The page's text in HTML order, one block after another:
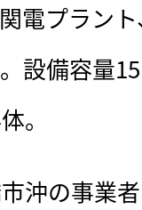
電プラン
設備容量
。
沖の事業